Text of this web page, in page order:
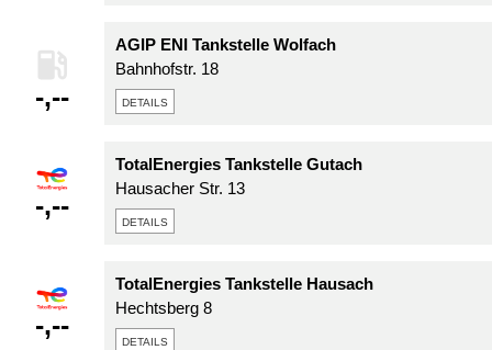
-,--
AGIP ENI Tankstelle Wolfach
Bahnhofstr. 18
details
-,--
TotalEnergies Tankstelle Gutach
Hausacher Str. 13
details
-,--
TotalEnergies Tankstelle Hausach
Hechtsberg 8
details